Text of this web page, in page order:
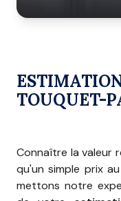
TOUQUET-
Connaître la valeur
qu'un simple prix
mettons notre